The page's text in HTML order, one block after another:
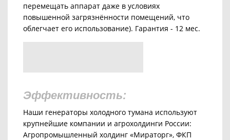
перемещать аппарат даже в условиях
повышенной загрязнённости помещений, что
облегчает его использование). Гарантия - 12 мес.
Эффективность:
Наши генераторы холодного тумана используют
крупнейшие компании и агрохолдинги России:
Агропромышленный холдинг «Мираторг», ФКП